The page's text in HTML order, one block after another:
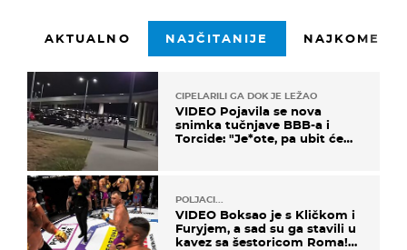
AKTUALNO NAJČITANIJE
CIPELARILI GA DOK JE LEŽAO
VIDEO Pojavila se nova
snimka tučnjave BBB-a i
Torcide: "Je*ote, pa ubit će
POLJACI...
VIDEO Boksao je s Kličkom i
Furyjem, a sad su ga stavili u
kavez sa šestoricom Roma!